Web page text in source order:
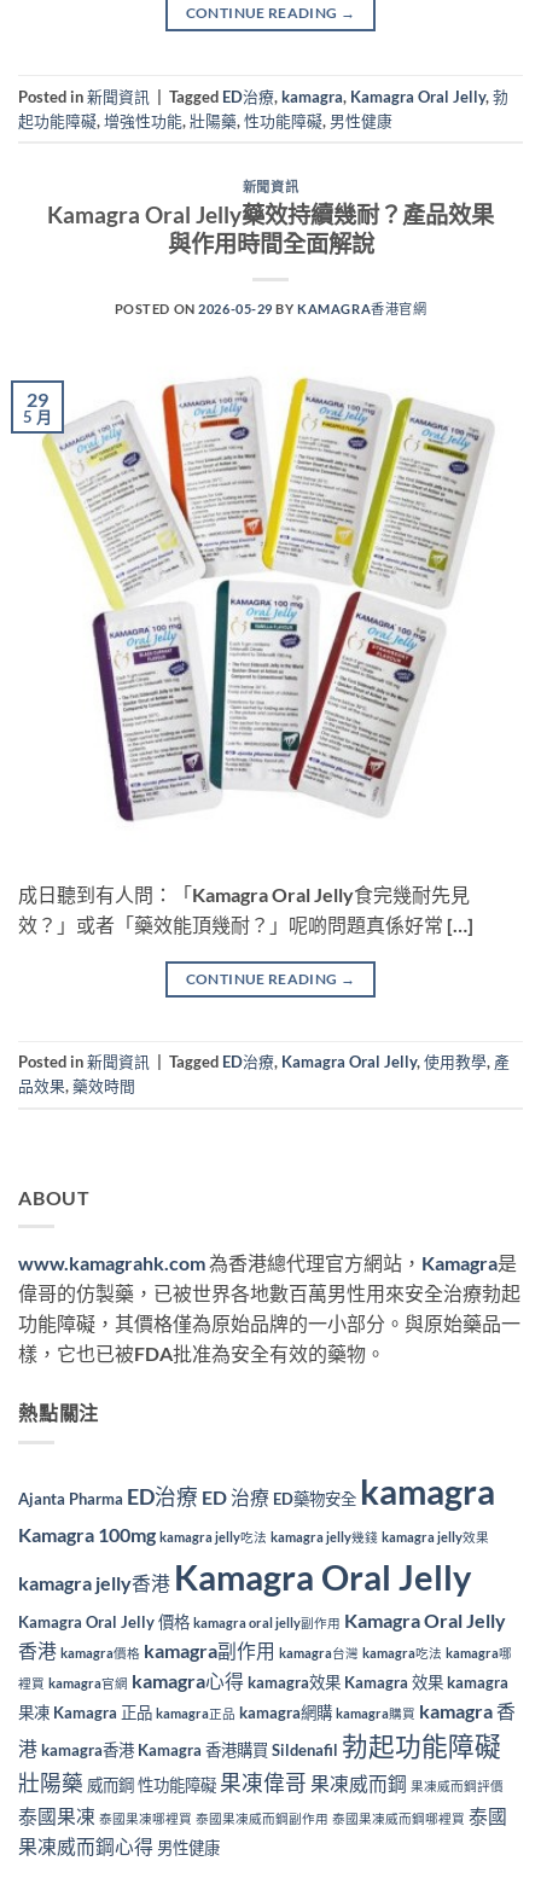
CONTINUE READING →
Posted in新聞資訊 | Tagged ED治療,kamagra, Kamagra Oral Jelly,勃
起功能障礙,增強性功能,壯陽藥,性功能障礙, 男性健康
新聞資訊
Kamagra Oral Jelly藥效持續幾耐？產品效果
與作用時間全面解說
POSTED ON2026-05-29 BYKAMAGRA香港官網
29
5 月
成日聽到有人問：「Kamagra Oral Jelly食完幾耐先見
效？」或者「藥效能頂幾耐？」呢啲問題真係好常 […]
CONTINUE READING →
Posted in新聞資訊 Tagged ED治療, Kamagra Oral Jelly,使用教學, 產
品效果,藥效時間
ABOUT
www.kamagrahk.com為香港總代理官方網站， Kamagra是
偉哥的仿製藥，已被世界各地數百萬男性用來安全治療勃起
功能障礙，其價格僅為原始品牌的一小部分。與原始藥品一
樣，它也已被FDA批准為安全有效的藥物。
熱點關注
Ajanta Pharma ED治療 ED 治療 ED藥物安全 kamagra
Kamagra 100mg kamagra jelly吃法 kamagra jelly幾錢 kamagra jelly效果
kamagra jelly香港 Kamagra Oral Jelly
Kamagra Oral Jelly 價格 kamagra oral jelly副作用 Kamagra Oral Jelly
香港 kamagra價格 kamagra副作用 kamagra台灣 kamagra吃法 kamagra哪
裡買 kamagra官網 kamagra心得kamagra效果 Kamagra 效果kamagra
果凍 Kamagra 正品 kamagra正品 kamagra網購 kamagra購買 kamagra 香
港kamagra香港 Kamagra 香港購買 Sildenafil 勃起功能障礙
壯陽藥 威而鋼 性功能障礙 果凍偉哥 果凍威而鋼 果凍威而鋼評價
泰國果凍 泰國果凍哪裡買 泰國果凍威而鋼副作用 泰國果凍威而鋼哪裡買 泰國
果凍威而鋼心得 男性健康